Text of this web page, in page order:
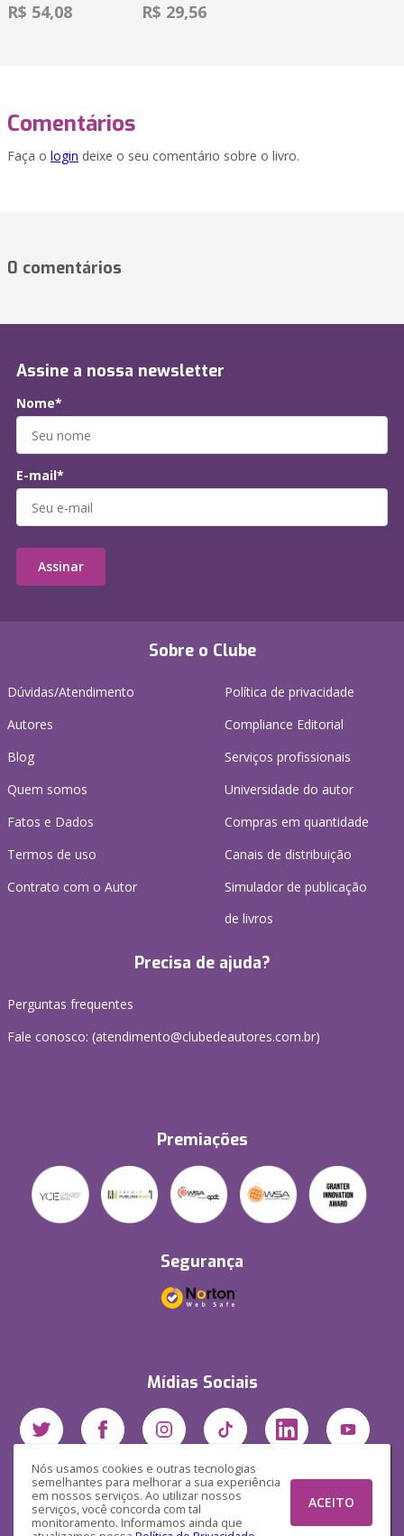
Nós usamos cookies e outras tecnologias
semelhantes para melhorar a sua experiência
em nossos serviços. Ao utilizar nossos
serviços, você concorda com tal
monitoramento. Informamos ainda que
ACEITO
R$ 54,08 R$ 29,56
Comentários
Faça o login deixe o seu comentário sobre o livro.
0 comentários
Sobre o Clube
Dúvidas/Atendimento
Autores
Blog
Quem somos
Fatos e Dados
Termos de uso
Contrato com o Autor
Política de privacidade
Compliance Editorial
Serviços profissionais
Universidade do autor
Compras em quantidade
Canais de distribuição
Simulador de publicação
de livros
Precisa de ajuda?
Perguntas frequentes
Fale conosco: (atendimento@clubedeautores.com.br)
Premiações
Segurança
Mídias Sociais
Assine a nossa newsletter
Nome*
E-mail*
Assinar